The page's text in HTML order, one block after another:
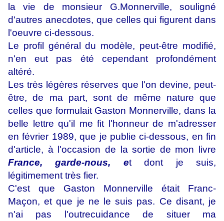
la vie de monsieur G.Monnerville, souligné
d'autres anecdotes, que celles qui figurent dans
l'oeuvre ci-dessous.
Le profil général du modèle, peut-être modifié,
n'en eut pas été cependant profondément
altéré.
Les très légères réserves que l'on devine, peut-
être, de ma part, sont de même nature que
celles que formulait Gaston Monnerville, dans la
belle lettre qu'il me fit l'honneur de m'adresser
en février 1989, que je publie ci-dessous, en fin
d'article, à l'occasion de la sortie de mon livre
France, garde-nous, et dont je suis,
légitimement très fier.
C'est que Gaston Monnerville était Franc-
Maçon, et que je ne le suis pas. Ce disant, je
n'ai pas l'outrecuidance de situer ma